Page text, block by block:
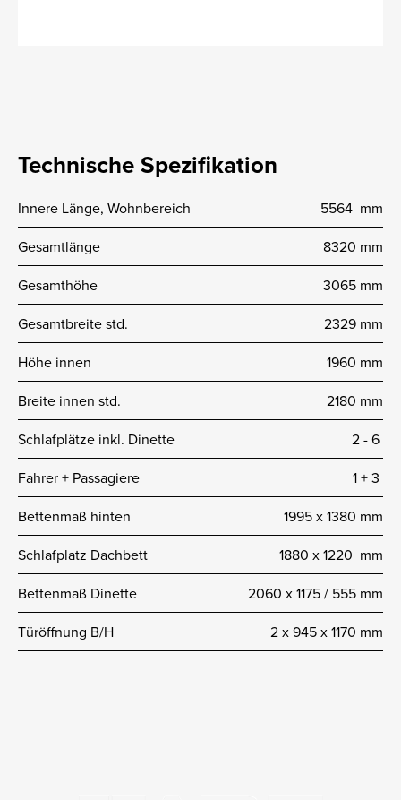
Technische Spezifikation
Innere Länge, Wohnbereich
5564 mm
Gesamtlänge
8320 mm
Gesamthöhe
3065 mm
Gesamtbreite std.
2329 mm
Höhe innen
1960 mm
Breite innen std.
2180 mm
Schlafplätze inkl. Dinette
2 -­ 6
Fahrer + Passagiere
1 + 3
Bettenmaß hinten
1995 x 1380 mm
Schlafplatz Dachbett
1880 x 1220 mm
Bettenmaß Dinette
2060 x 1175 / 555 mm
Türöffnung B/H
2 x 945 x 1170 mm